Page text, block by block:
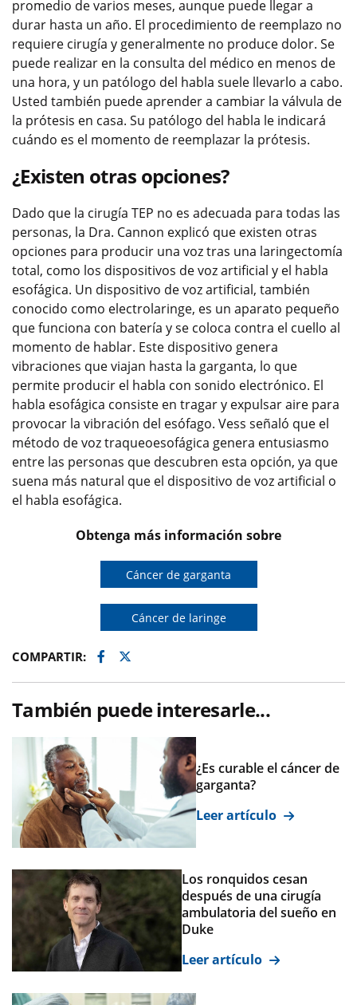
promedio de varios meses, aunque puede llegar a
durar hasta un año. El procedimiento de reemplazo no
requiere cirugía y generalmente no produce dolor. Se
puede realizar en la consulta del médico en menos de
una hora, y un patólogo del habla suele llevarlo a cabo.
Usted también puede aprender a cambiar la válvula de
la prótesis en casa. Su patólogo del habla le indicará
cuándo es el momento de reemplazar la prótesis.
¿Existen otras opciones?
Dado que la cirugía TEP no es adecuada para todas las
personas, la Dra. Cannon explicó que existen otras
opciones para producir una voz tras una laringectomía
total, como los dispositivos de voz artificial y el habla
esofágica. Un dispositivo de voz artificial, también
conocido como electrolaringe, es un aparato pequeño
que funciona con batería y se coloca contra el cuello al
momento de hablar. Este dispositivo genera
vibraciones que viajan hasta la garganta, lo que
permite producir el habla con sonido electrónico. El
habla esofágica consiste en tragar y expulsar aire para
provocar la vibración del esófago. Vess señaló que el
método de voz traqueoesofágica genera entusiasmo
entre las personas que descubren esta opción, ya que
suena más natural que el dispositivo de voz artificial o
el habla esofágica.
Obtenga más información sobre
Cáncer de garganta
Cáncer de laringe
COMPARTIR: Facebook
Twitter
También puede interesarle...
¿Es curable el cáncer de
garganta?
Leer artículo
Los ronquidos cesan
después de una cirugía
ambulatoria del sueño en
Duke
Leer artículo